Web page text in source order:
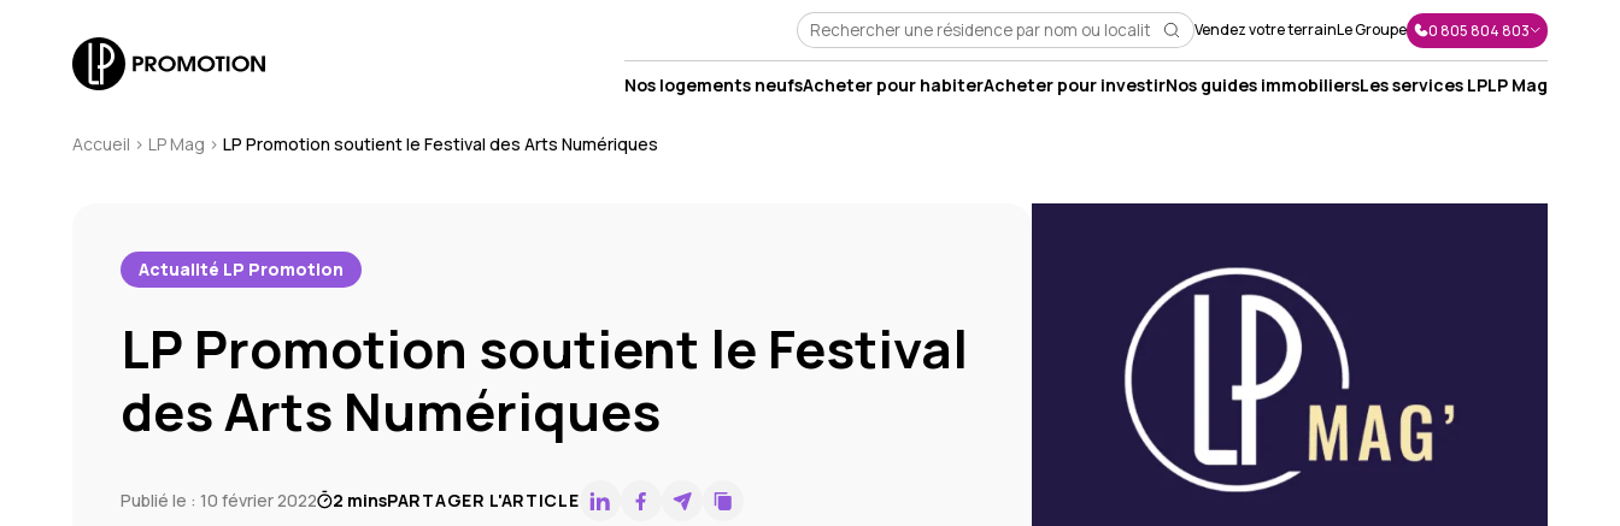
Vendez votre terrainLe Groupe 0 805 804 803
Nos logements neufsAcheter pour habiterAcheter pour investirNos guides immobiliersLes services LPLP Mag
Accueil > LP Mag > LP Promotion soutient le Festival des Arts Numériques
Actualité LP Promotion
LP Promotion soutient le Festival
des Arts Numériques
Publié le : 10 février 2022 2 minsPARTAGER L'ARTICLE
J'appelle un conseiller
Je suis rappelé(e)
Je prends RDV